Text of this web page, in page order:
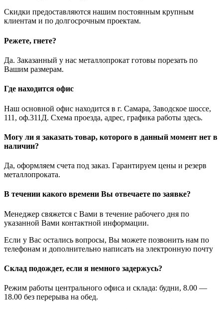
Скидки предоставляются нашим постоянным крупным
клиентам и по долгосрочным проектам.
Режете, гнете?
Да. Заказанный у нас металлопрокат готовы порезать по
Вашим размерам.
Где находится офис
Наш основной офис находится в г. Самара, Заводское шоссе,
111, оф.311Д. Схема проезда, адрес, графика работы здесь.
Могу ли я заказать товар, которого в данный момент нет в
наличии?
Да, оформляем счета под заказ. Гарантируем цены и резерв
металлопроката.
В течении какого времени Вы отвечаете по заявке?
Менеджер свяжется с Вами в течение рабочего дня по
указанной Вами контактной информации.
Если у Вас остались вопросы, Вы можете позвонить нам по
телефонам и дополнительно написать на электронную почту
Склад подождет, если я немного задержусь?
Режим работы центрального офиса и склада: будни, 8.00 —
18.00 без перерыва на обед.